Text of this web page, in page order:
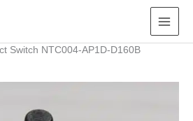
Switch NTC004-AP1D-D160B